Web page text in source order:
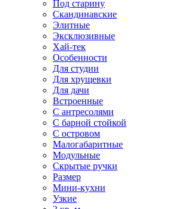
Под старину
Скандинавские
Элитные
Эксклюзивные
Хай-тек
Особенности
Для студии
Для хрущевки
Для дачи
Встроенные
С антресолями
С барной стойкой
С островом
Малогабаритные
Модульные
Скрытые ручки
Размер
Мини-кухни
Узкие